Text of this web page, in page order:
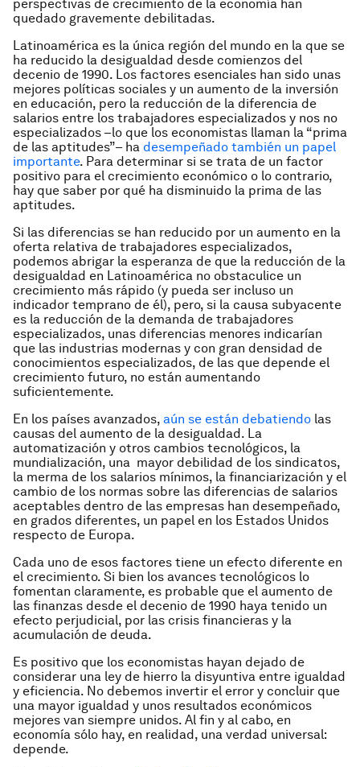
perspectivas de crecimiento de la economía han
quedado gravemente debilitadas.
Latinoamérica es la única región del mundo en la que se
ha reducido la desigualdad desde comienzos del
decenio de 1990. Los factores esenciales han sido unas
mejores políticas sociales y un aumento de la inversión
en educación, pero la reducción de la diferencia de
salarios entre los trabajadores especializados y nos no
especializados –lo que los economistas llaman la “prima
de las aptitudes”– ha desempeñado también un papel
importante. Para determinar si se trata de un factor
positivo para el crecimiento económico o lo contrario,
hay que saber por qué ha disminuido la prima de las
aptitudes.
Si las diferencias se han reducido por un aumento en la
oferta relativa de trabajadores especializados,
podemos abrigar la esperanza de que la reducción de la
desigualdad en Latinoamérica no obstaculice un
crecimiento más rápido (y pueda ser incluso un
indicador temprano de él), pero, si la causa subyacente
es la reducción de la demanda de trabajadores
especializados, unas diferencias menores indicarían
que las industrias modernas y con gran densidad de
conocimientos especializados, de las que depende el
crecimiento futuro, no están aumentando
suficientemente.
En los países avanzados, aún se están debatiendo las
causas del aumento de la desigualdad. La
automatización y otros cambios tecnológicos, la
mundialización, una mayor debilidad de los sindicatos,
la merma de los salarios mínimos, la financiarización y el
cambio de los normas sobre las diferencias de salarios
aceptables dentro de las empresas han desempeñado,
en grados diferentes, un papel en los Estados Unidos
respecto de Europa.
Cada uno de esos factores tiene un efecto diferente en
el crecimiento. Si bien los avances tecnológicos lo
fomentan claramente, es probable que el aumento de
las finanzas desde el decenio de 1990 haya tenido un
efecto perjudicial, por las crisis financieras y la
acumulación de deuda.
Es positivo que los economistas hayan dejado de
considerar una ley de hierro la disyuntiva entre igualdad
y eficiencia. No debemos invertir el error y concluir que
una mayor igualdad y unos resultados económicos
mejores van siempre unidos. Al fin y al cabo, en
economía sólo hay, en realidad, una verdad universal:
depende.